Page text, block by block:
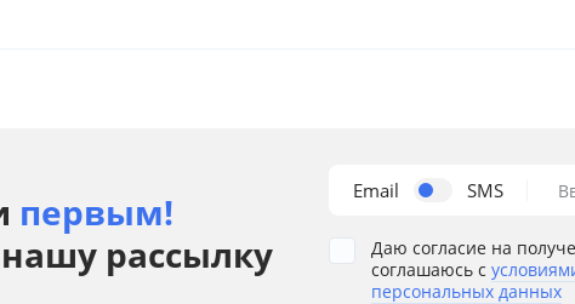
первым!
рассылку
Email SMS
Даю согласие на
соглашаюсь с
персональных данных